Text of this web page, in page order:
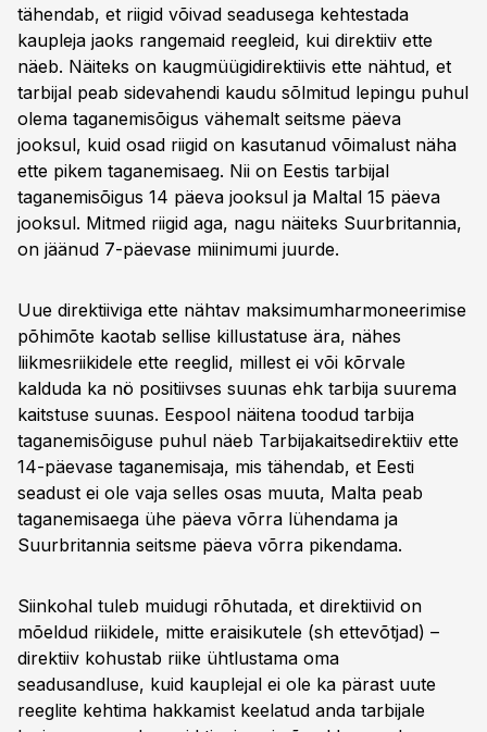
tähendab, et riigid võivad seadusega kehtestada
kaupleja jaoks rangemaid reegleid, kui direktiiv ette
näeb. Näiteks on kaugmüügidirektiivis ette nähtud, et
tarbijal peab sidevahendi kaudu sõlmitud lepingu puhul
olema taganemisõigus vähemalt seitsme päeva
jooksul, kuid osad riigid on kasutanud võimalust näha
ette pikem taganemisaeg. Nii on Eestis tarbijal
taganemisõigus 14 päeva jooksul ja Maltal 15 päeva
jooksul. Mitmed riigid aga, nagu näiteks Suurbritannia,
on jäänud 7-päevase miinimumi juurde.
Uue direktiiviga ette nähtav maksimumharmoneerimise
põhimõte kaotab sellise killustatuse ära, nähes
liikmesriikidele ette reeglid, millest ei või kõrvale
kalduda ka nö positiivses suunas ehk tarbija suurema
kaitstuse suunas. Eespool näitena toodud tarbija
taganemisõiguse puhul näeb Tarbijakaitsedirektiiv ette
14-päevase taganemisaja, mis tähendab, et Eesti
seadust ei ole vaja selles osas muuta, Malta peab
taganemisaega ühe päeva võrra lühendama ja
Suurbritannia seitsme päeva võrra pikendama.
Siinkohal tuleb muidugi rõhutada, et direktiivid on
mõeldud riikidele, mitte eraisikutele (sh ettevõtjad) –
direktiiv kohustab riike ühtlustama oma
seadusandluse, kuid kauplejal ei ole ka pärast uute
reeglite kehtima hakkamist keelatud anda tarbijale